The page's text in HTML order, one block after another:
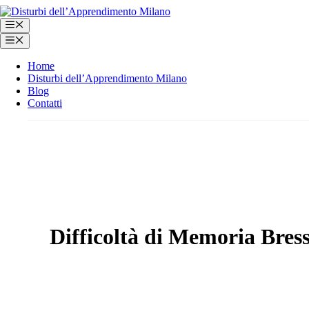
Vai
al
contenuto
Menu
Menu
Home
Disturbi dell’Apprendimento Milano
Blog
Contatti
Difficoltà di Memoria